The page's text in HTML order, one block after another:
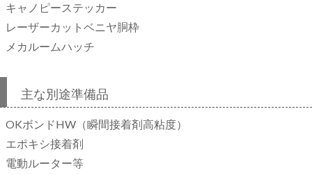
キャノピーステッカー
レーザーカットベニヤ胴枠
メカルームハッチ
主な別途準備品
OKボンドHW（瞬間接着剤高粘度）
エポキシ接着剤
電動ルーター等